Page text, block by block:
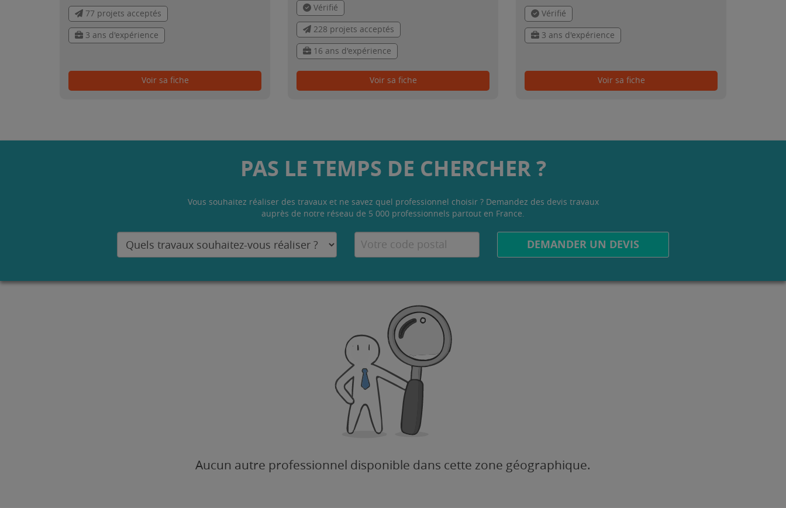
77 projets acceptés
3 ans d'expérience
Voir sa fiche
Vérifié
228 projets acceptés
16 ans d'expérience
Voir sa fiche
Vérifié
3 ans d'expérience
Voir sa fiche
PAS LE TEMPS DE CHERCHER ?
Vous souhaitez réaliser des travaux et ne savez quel professionnel choisir ? Demandez des devis travaux
auprès de notre réseau de 5 000 professionnels partout en France.
DEMANDER UN DEVIS
Aucun autre professionnel disponible dans cette zone géographique.